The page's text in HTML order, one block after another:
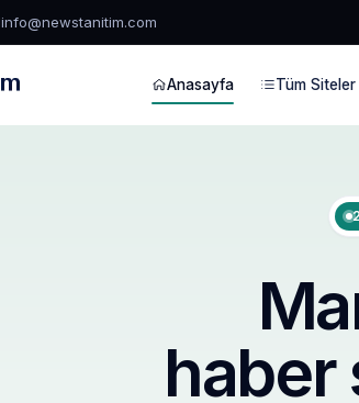
info@newstanitim.com
Anasayfa Tüm Siteler
haber